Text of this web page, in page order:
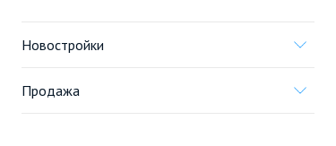
Новостройки
Продажа